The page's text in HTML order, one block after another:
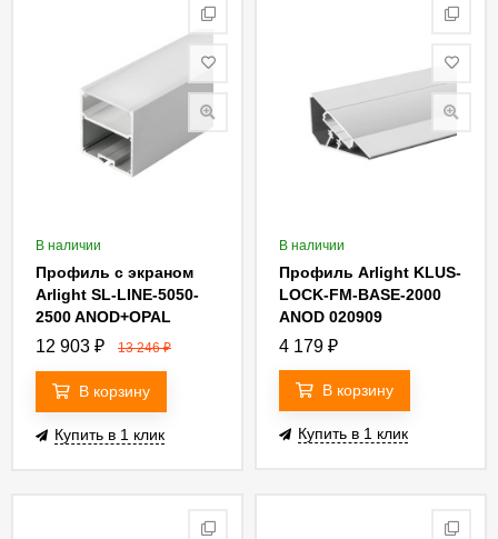
В наличии
Профиль с экраном
Arlight SL-LINE-5050-
2500 ANOD+OPAL
020467
12 903 ₽ 13 246₽
В корзину
Купить в 1 клик
В наличии
Профиль Arlight KLUS-
LOCK-FM-BASE-2000
ANOD 020909
4 179 ₽
В корзину
Купить в 1 клик